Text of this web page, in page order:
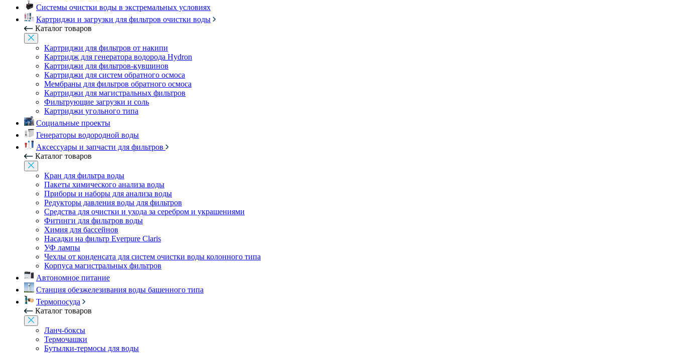
Системы очистки воды в экстремальных условиях
Картриджи и загрузки для фильтров очистки воды
Каталог товаров
Картриджи для фильтров от накипи
Картридж для генератора водорода Hydron
Картриджи для фильтров-кувшинов
Картриджи для систем обратного осмоса
Мембраны для фильтров обратного осмоса
Картриджи для магистральных фильтров
Фильтрующие загрузки и соль
Картриджи угольного типа
Социальные проекты
Генераторы водородной воды
Аксессуары и запчасти для фильтров
Каталог товаров
Кран для фильтра воды
Пакеты химического анализа воды
Приборы и наборы для анализа воды
Редукторы давления воды для фильтров
Средства для очистки и ухода за серебром и украшениями
Фитинги для фильтров воды
Химия для бассейнов
Насадки на фильтр Everpure Claris
УФ лампы
Чехлы от конденсата для систем очистки воды колонного типа
Корпуса магистральных фильтров
Автономное питание
Станция обезжелезивания воды башенного типа
Термопосуда
Каталог товаров
Ланч-боксы
Термочашки
Бутылки-термосы для воды